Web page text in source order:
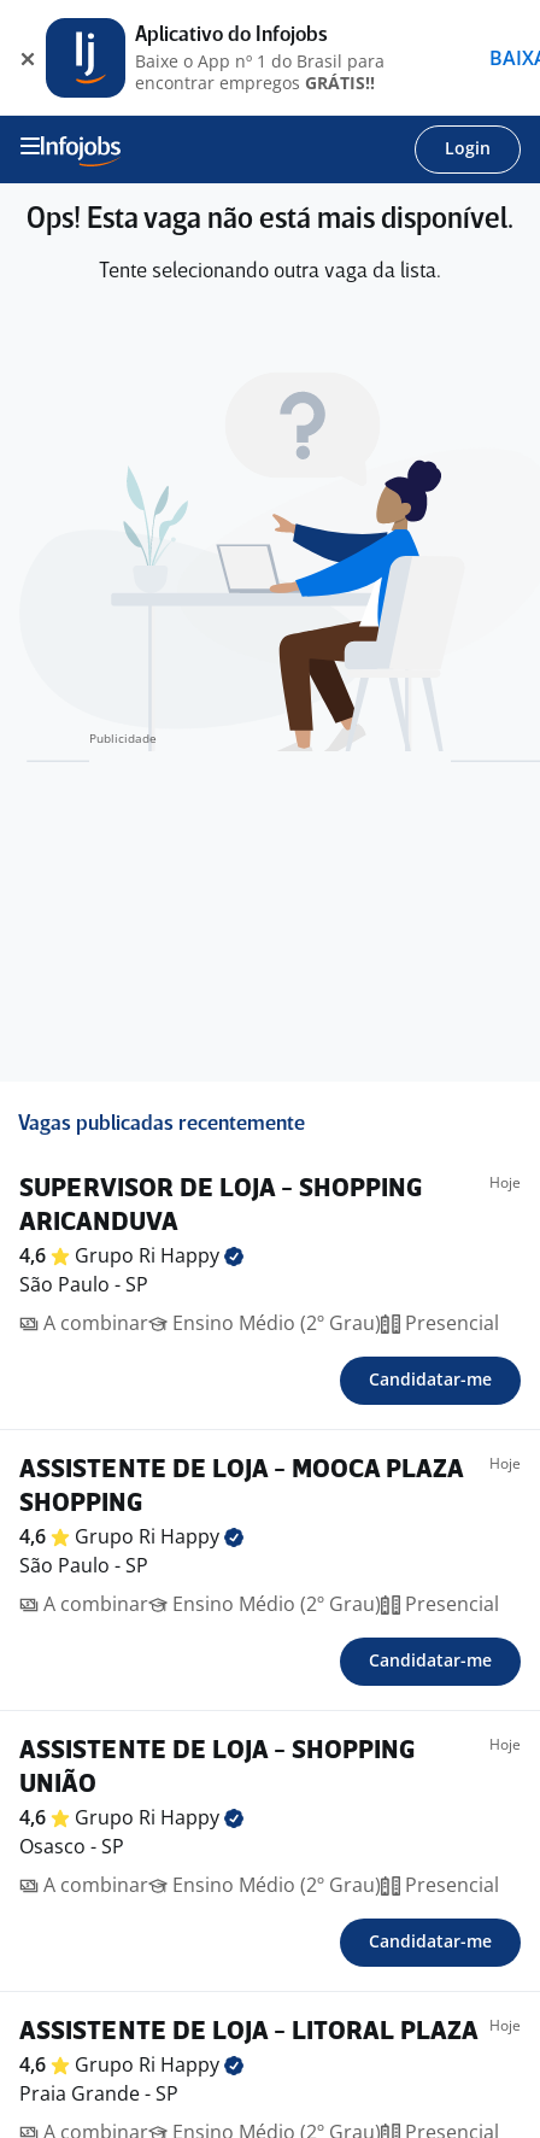
Login
Ops! Esta vaga não está mais disponível.
Tente selecionando outra vaga da lista.
Vagas publicadas recentemente
SUPERVISOR DE LOJA - SHOPPING
ARICANDUVA
Hoje
4,6 Grupo Ri Happy
São Paulo - SP
A combinar
Ensino Médio (2º Grau) Presencial
Candidatar-me
ASSISTENTE DE LOJA - MOOCA PLAZA
SHOPPING
Hoje
4,6 Grupo Ri Happy
São Paulo - SP
A combinar
Ensino Médio (2º Grau) Presencial
Candidatar-me
ASSISTENTE DE LOJA - SHOPPING
UNIÃO
Hoje
4,6 Grupo Ri Happy
Osasco - SP
A combinar
Ensino Médio (2º Grau) Presencial
Candidatar-me
ASSISTENTE DE LOJA - LITORAL PLAZA Hoje
4,6 Grupo Ri Happy
Praia Grande - SP
A combinar
Ensino Médio (2º Grau) Presencial
Aplicativo do Infojobs
Baixe o App nº 1 do Brasil para
encontrar empregos GRÁTIS!!